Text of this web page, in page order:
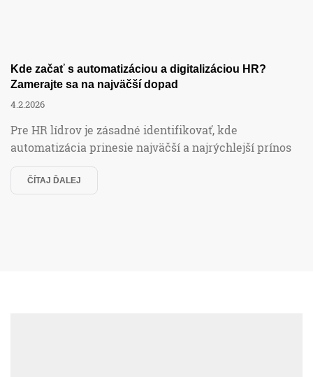
Kde začať s automatizáciou a digitalizáciou HR?
Zamerajte sa na najväčší dopad
4.2.2026
Pre HR lídrov je zásadné identifikovať, kde
automatizácia prinesie najväčší a najrýchlejší prínos
ČÍTAJ ĎALEJ